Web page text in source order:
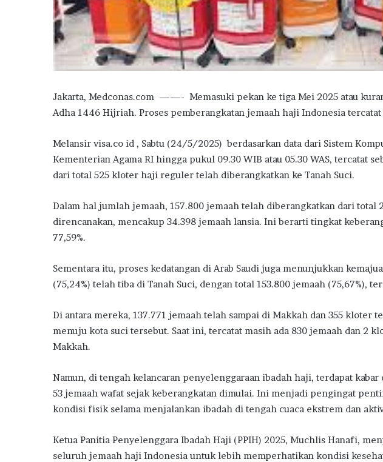
Jakarta, Medconas.com ——- Memasuki pekan ke tiga Mei 2025 atau
Adha 1446 Hijriah. Proses pemberangkatan jemaah haji Indonesia
Melansir visa.co id , Sabtu (24/5/2025) berdasarkan data dari Sistem
Kementerian Agama RI hingga pukul 09.30 WIB atau 05.30 WAS, tercatat
dari total 525 kloter haji reguler telah diberangkatkan ke Tanah Suci.
Dalam hal jumlah jemaah, 157.800 jemaah telah diberangkatkan dari total
direncanakan, mencakup 34.398 jemaah lansia. Ini berarti tingkat
77,59%.
Sementara itu, proses kedatangan di Arab Saudi juga menunjukkan
(75,24%) telah tiba di Tanah Suci, dengan total 153.800 jemaah (75,67%),
Di antara mereka, 137.771 jemaah telah sampai di Makkah dan 355 kloter
menuju kota suci tersebut. Saat ini, tercatat masih ada 830 jemaah dan 2
Makkah.
Namun, di tengah kelancaran penyelenggaraan ibadah haji, terdapat kabar
53 jemaah wafat sejak keberangkatan dimulai. Ini menjadi pengingat
kondisi fisik selama menjalankan ibadah di tengah cuaca ekstrem dan
Ketua Panitia Penyelenggara Ibadah Haji (PPIH) 2025, Muchlis Hanafi,
seluruh jemaah haji Indonesia untuk lebih memperhatikan kondisi